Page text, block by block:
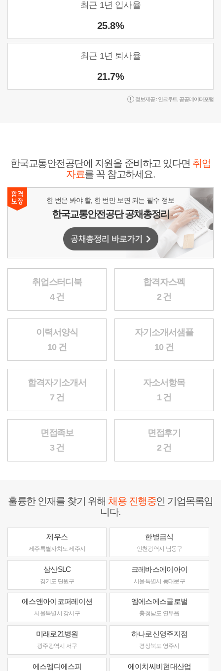
최근 1년 입사율
25.8%
최근 1년 퇴사율
21.7%
정보제공 : 인크루트 공공데이터포털
한국교통안전공단에 지원을 준비하고 있다면 취업
자료를 꼭 참고하세요.
한 번은 봐야 할, 한 번만 보면 되는 필수 정보
한국교통안전공단 공채총정리
취업스터디북
4 건
합격자스펙
2 건
이력서양식
10 건
자기소개서샘플
10 건
합격자기소개서
7 건
자소서항목
1 건
면접족보
3 건
면접후기
2 건
훌륭한 인재를 찾기 위해채용 진행중인 기업목록입
니다.
제우스
제주특별자치도 제주시
한별급식
인천광역시 남동구
삼산SLC
경기도 단원구
크레바스에이아이
서울특별시 동대문구
에스앤아이코퍼레이션
서울특별시 강서구
엠에스에스글로벌
충청남도 연무읍
미래로21병원
광주광역시 서구
하나로신영주지점
경상북도 영주시
에스엠디에스피 에이치씨비현대산업